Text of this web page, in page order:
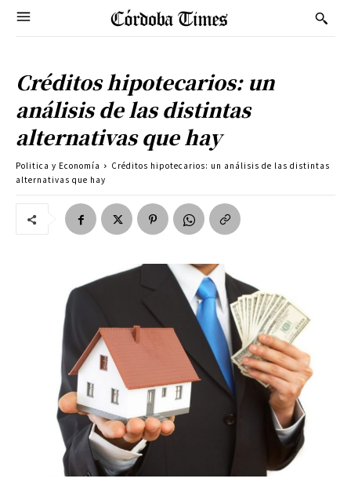
Créditos hipotecarios: un
análisis de las distintas
alternativas que hay
Politica y Economía
Créditos hipotecarios: un análisis de las distintas
alternativas que hay